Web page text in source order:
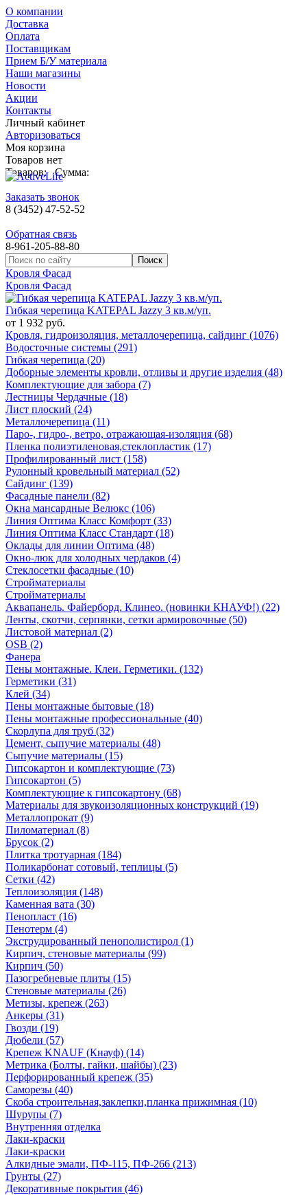
О компании
Доставка
Оплата
Поставщикам
Прием Б/У материала
Наши магазины
Новости
Акции
Контакты
Личный кабинет
Авторизоваться
Моя корзина
Товаров нет
Товаров: Сумма:
Заказать звонок
8 (3452) 47-52-52
Обратная связь
8-961-205-88-80
Кровля Фасад
Кровля Фасад
Гибкая черепица KATEPAL Jazzy 3 кв.м/уп.
от 1 932 руб.
Кровля, гидроизоляция, металлочерепица, сайдинг (1076)
Водосточные системы (291)
Гибкая черепица (20)
Доборные элементы кровли, отливы и другие изделия (48)
Комплектующие для забора (7)
Лестницы Чердачные (18)
Лист плоский (24)
Металлочерепица (11)
Паро-, гидро-, ветро, отражающая-изоляция (68)
Пленка полиэтиленовая,стеклопластик (17)
Профилированный лист (158)
Рулонный кровельный материал (52)
Сайдинг (139)
Фасадные панели (82)
Окна мансардные Велюкс (106)
Линия Оптима Класс Комфорт (33)
Линия Оптима Класс Стандарт (18)
Оклады для линии Оптима (48)
Окно-люк для холодных чердаков (4)
Стеклосетки фасадные (10)
Стройматериалы
Стройматериалы
Аквапанель. Файерборд. Клинео. (новинки КНАУФ!) (22)
Ленты, скотчи, серпянки, сетки армировочные (50)
Листовой материал (2)
OSB (2)
Фанера
Пены монтажные. Клеи. Герметики. (132)
Герметики (31)
Клей (34)
Пены монтажные бытовые (18)
Пены монтажные профессиональные (40)
Скорлупа для труб (32)
Цемент, сыпучие материалы (48)
Сыпучие материалы (15)
Гипсокартон и комплектующие (73)
Гипсокартон (5)
Комплектующие к гипсокартону (68)
Материалы для звукоизоляционных конструкций (19)
Металлопрокат (9)
Пиломатериал (8)
Брусок (2)
Плитка тротуарная (184)
Поликарбонат сотовый, теплицы (5)
Сетки (42)
Теплоизоляция (148)
Каменная вата (30)
Пенопласт (16)
Пенотерм (4)
Экструдированный пенополистирол (1)
Кирпич, стеновые материалы (99)
Кирпич (50)
Пазогребневые плиты (15)
Стеновые материалы (26)
Метизы, крепеж (263)
Анкеры (31)
Гвозди (19)
Дюбели (57)
Крепеж KNAUF (Кнауф) (14)
Метрика (Болты, гайки, шайбы) (23)
Перфорированный крепеж (35)
Саморезы (40)
Скоба строительная,заклепки,планка прижимная (10)
Шурупы (7)
Внутренняя отделка
Лаки-краски
Лаки-краски
Алкидные эмали, ПФ-115, ПФ-266 (213)
Грунты (27)
Декоративные покрытия (46)